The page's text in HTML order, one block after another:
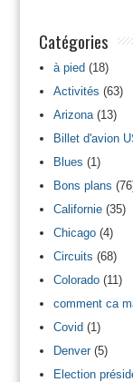
Catégories
à pied(18)
Activités (63)
Arizona(13)
Billet d'avion
Blues (1)
Bons plans
Californie(35)
Chicago(4)
Circuits (68)
Colorado(11)
comment ca
Covid(1)
Denver(5)
Election